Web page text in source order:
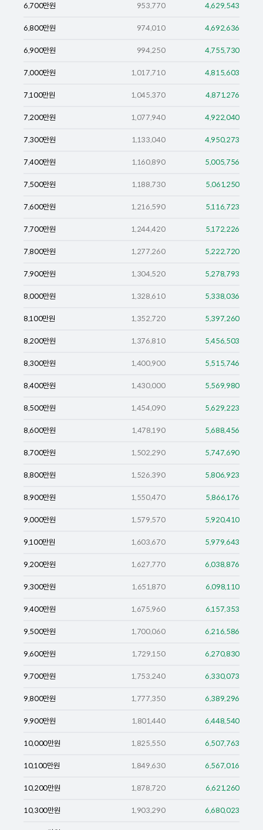
6,700만원 953,770 4,629,543
6,800만원 974,010 4,692,636
6,900만원 994,250 4,755,730
7,000만원 1,017,710 4,815,603
7,100만원 1,045,370 4,871,276
7,200만원 1,077,940 4,922,040
7,300만원 1,133,040 4,950,273
7,400만원 1,160,890 5,005,756
7,500만원 1,188,730 5,061,250
7,600만원 1,216,590 5,116,723
7,700만원 1,244,420 5,172,226
7,800만원 1,277,260 5,222,720
7,900만원 1,304,520 5,278,793
8,000만원 1,328,610 5,338,036
8,100만원 1,352,720 5,397,260
8,200만원 1,376,810 5,456,503
8,300만원 1,400,900 5,515,746
8,400만원 1,430,000 5,569,980
8,500만원 1,454,090 5,629,223
8,600만원 1,478,190 5,688,456
8,700만원 1,502,290 5,747,690
8,800만원 1,526,390 5,806,923
8,900만원 1,550,470 5,866,176
9,000만원 1,579,570 5,920,410
9,100만원 1,603,670 5,979,643
9,200만원 1,627,770 6,038,876
9,300만원 1,651,870 6,098,110
9,400만원 1,675,960 6,157,353
9,500만원 1,700,060 6,216,586
9,600만원 1,729,150 6,270,830
9,700만원 1,753,240 6,330,073
9,800만원 1,777,350 6,389,296
9,900만원 1,801,440 6,448,540
10,000만원 1,825,550 6,507,763
10,100만원 1,849,630 6,567,016
10,200만원 1,878,720 6,621,260
10,300만원 1,903,290 6,680,023